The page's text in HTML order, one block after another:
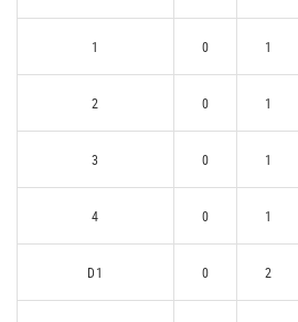
1 0 1
2 0 1
3 0 1
4 0 1
D1 0 2